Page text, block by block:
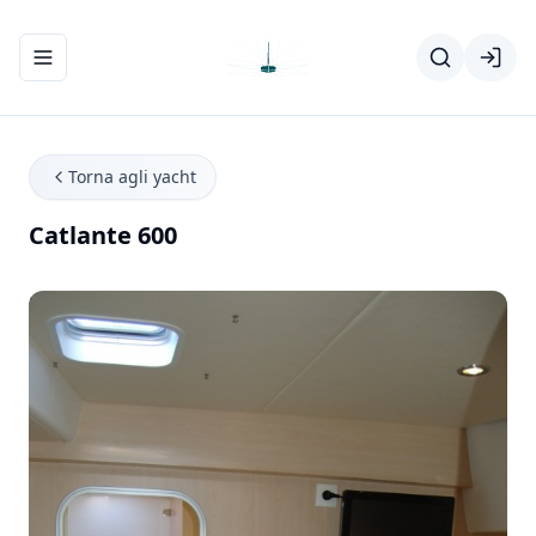
Apri/chiudi menu di navigazione
Torna agli yacht
Catlante 600